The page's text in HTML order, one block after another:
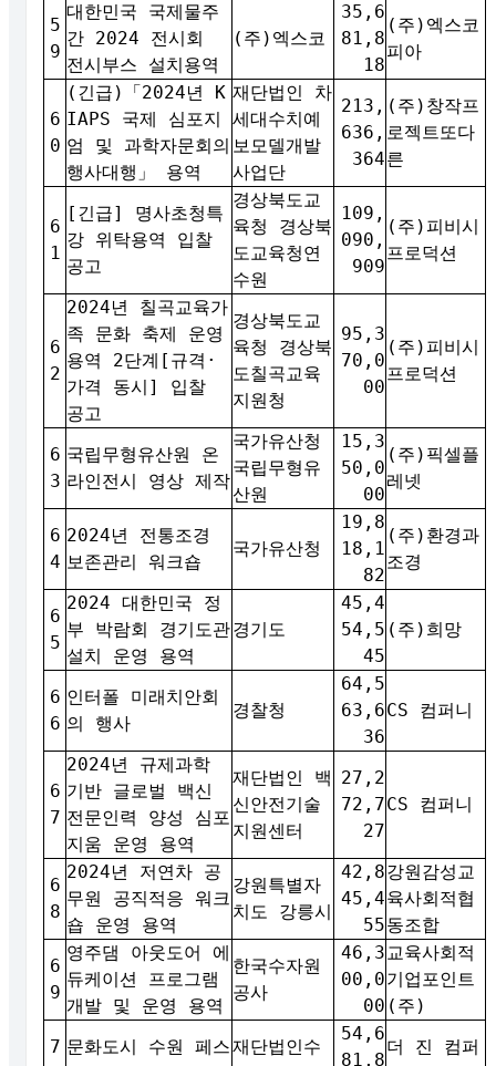
5
9
대한민국 국제물주
간 2024 전시회
전시부스 설치용역
(주)엑스코
35,6
81,8
18
(주)엑스코
피아
6
0
(긴급)「2024년 K
IAPS 국제 심포지
엄 및 과학자문회의
행사대행」 용역
재단법인 차
세대수치예
보모델개발
사업단
213,
636,
364
(주)창작프
로젝트또다
른
6
1
[긴급] 명사초청특
강 위탁용역 입찰
공고
경상북도교
육청 경상북
도교육청연
수원
109,
090,
909
(주)피비시
프로덕션
6
2
2024년 칠곡교육가
족 문화 축제 운영
용역 2단계[규격·
가격 동시] 입찰
공고
경상북도교
육청 경상북
도칠곡교육
지원청
95,3
70,0
00
(주)피비시
프로덕션
6
3
국립무형유산원 온
라인전시 영상 제작
국가유산청
국립무형유
산원
15,3
50,0
00
(주)픽셀플
레넷
6
4
2024년 전통조경
보존관리 워크숍
국가유산청
19,8
18,1
82
(주)환경과
조경
6
5
2024 대한민국 정
부 박람회 경기도관
설치 운영 용역
경기도
45,4
54,5
45
(주)희망
6
6
인터폴 미래치안회
의 행사
경찰청
64,5
63,6
36
CS 컴퍼니
6
7
2024년 규제과학
기반 글로벌 백신
전문인력 양성 심포
지움 운영 용역
재단법인 백
신안전기술
지원센터
27,2
72,7
27
CS 컴퍼니
6
8
2024년 저연차 공
무원 공직적응 워크
숍 운영 용역
강원특별자
치도 강릉시
42,8
45,4
55
강원감성교
육사회적협
동조합
6
9
영주댐 아웃도어 에
듀케이션 프로그램
개발 및 운영 용역
한국수자원
공사
46,3
00,0
00
교육사회적
기업포인트
(주)
7 문화도시 수원 페스재단법인수
54,6
81,8
더 진 컴퍼